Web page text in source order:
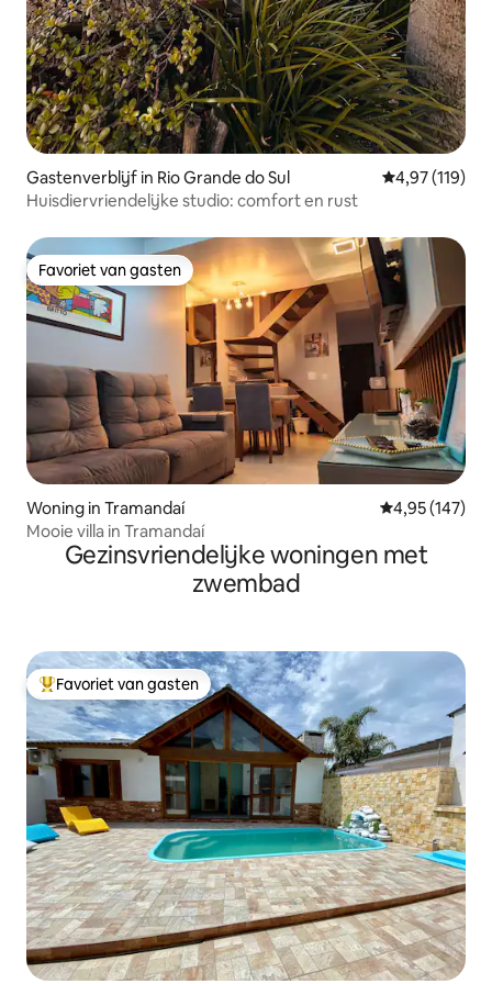
Gastenverblijf in Rio Grande do Sul Gemiddelde
4,97 (119)
Huisdiervriendelijke studio: comfort en rust
Favoriet van gasten
Favoriet van gasten
Woning in Tramandaí Gemiddelde
4,95 (147)
Mooie villa in Tramandaí
Gezinsvriendelijke woningen met
zwembad
Topfavoriet van gasten
Favoriet van gasten